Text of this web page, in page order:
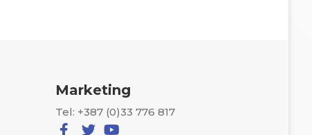
Marketing
Tel: +387 (0)33 776 817